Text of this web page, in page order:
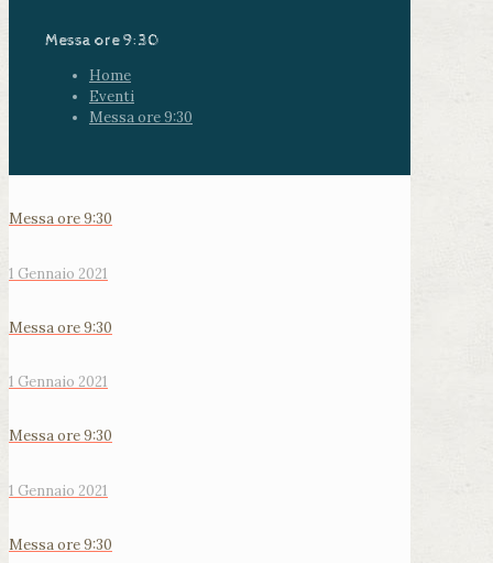
Messa ore 9:30
Home
Eventi
Messa ore 9:30
Messa ore 9:30
1 Gennaio 2021
Messa ore 9:30
1 Gennaio 2021
Messa ore 9:30
1 Gennaio 2021
Messa ore 9:30